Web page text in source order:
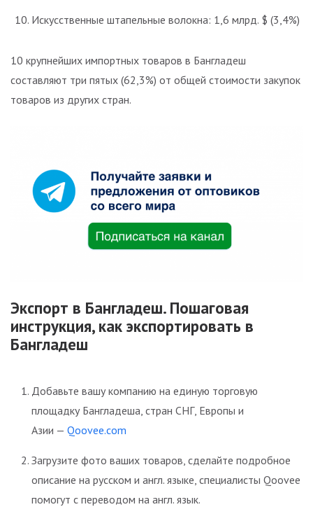
Искусственные штапельные волокна: 1,6 млрд. $ (3,4%)
10 крупнейших импортных товаров в Бангладеш
составляют три пятых (62,3%) от общей стоимости закупок
товаров из других стран.
Экспорт в Бангладеш. Пошаговая
инструкция, как экспортировать в
Бангладеш
Добавьте вашу компанию на единую торговую
площадку Бангладеша, стран СНГ, Европы и
Азии — Qoovee.com
Загрузите фото ваших товаров, сделайте подробное
описание на русском и англ. языке, специалисты Qoovee
помогут с переводом на англ. язык.